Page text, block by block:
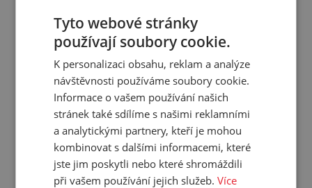
Podtlak:
-0.02 bar
Poloměr ohybu:
54 mm
Materiál duše:
Materiál obalu:
Pracovní teplota:
-70/+220 °C
Barva:
šedá
Samozhášivost:
Ano
Hmotnost:
1,400 kg/m
Balení:
10,00 m
Tyto webové stránky
používají soubory cookie.
K personalizaci obsahu, reklam a analýze
návštěvnosti používáme soubory cookie.
Informace o vašem používání našich
stránek také sdílíme s našimi reklamními
a analytickými partnery, kteří je mohou
kombinovat s dalšími informacemi, které
jste jim poskytli nebo které shromáždili
při vašem používání jejich služeb.Více